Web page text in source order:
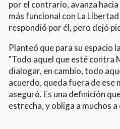
por el contrario, avanza
más funcional con La
respondió por él, pero dejó
Planteó que para su espacio
"Todo aquel que esté contra
dialogar, en cambio, todo
acuerdo, queda fuera de ese
aseguró. Es una definición
estrecha, y obliga a muchos